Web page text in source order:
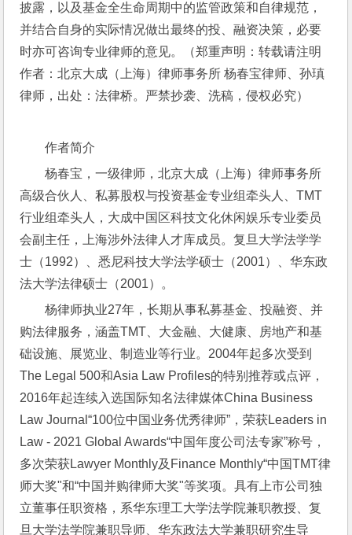
披露，以及基金全生命周期中的监管政策和自律规范，
并结合自身的实际情况做出最终的投、融资决策，必要
时亦可咨询专业律师的意见。（郑重声明：转载请注明
作者：北京大成（上海）律师事务所 杨春宝律师、孙瑱
律师，出处：法律桥。严禁抄袭、洗稿，侵权必究）
作者简介
杨春宝，一级律师，北京大成（上海）律师事务所
高级合伙人、私募股权与投资基金专业组牵头人、TMT
行业组牵头人，大成中国区科技文化休闲娱乐专业委员
会副主任，上海涉外法律人才库成员。复旦大学法学学
士（1992）、悉尼科技大学法学硕士（2001）、华东政
法大学法律硕士（2001）。
杨律师执业27年，长期从事私募基金、投融资、并
购法律服务，涵盖TMT、大金融、大健康、房地产和基
础设施、展览业、制造业等行业。2004年起多次受到
The Legal 500和Asia Law Profiles的特别推荐或点评，
2016年起连续入选国际知名法律媒体China Business
Law Journal“100位中国业务优秀律师”，荣获Leaders in
Law - 2021 Global Awards“中国年度公司法专家”称号，
多次荣获Lawyer Monthly及Finance Monthly“中国TMT律
师大奖"和“中国并购律师大奖"等奖项。具有上市公司独
立董事任职资格，系华东理工大学法学院兼职教授、复
旦大学法学院兼职导师、华东政法大学兼职研究生导